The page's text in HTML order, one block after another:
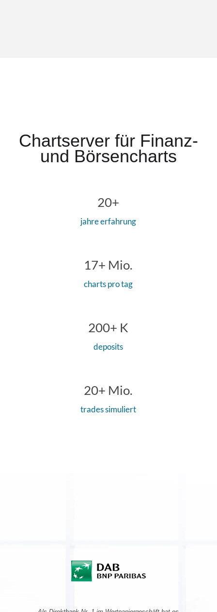
Chartserver für Finanz-
und Börsencharts
20
jahre erfahrung
17
charts pro tag
200
deposits
20
trades simuliert